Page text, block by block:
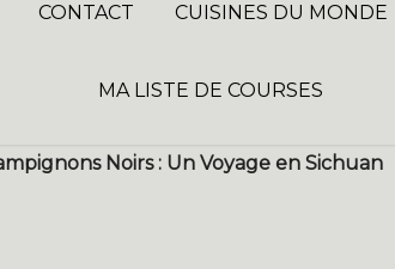
CONTACT CUISINES DU MONDE
MA LISTE DE COURSES
Noirs : Un Voyage en Sichuan